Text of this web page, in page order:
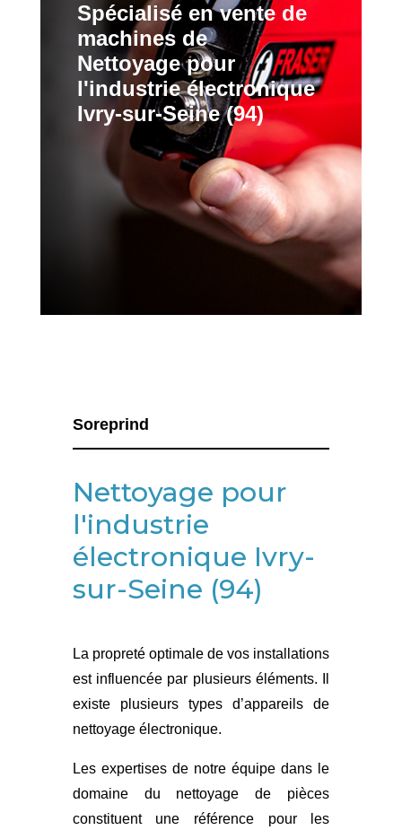
Spécialisé en vente de
machines de
Nettoyage pour
l'industrie électronique
Ivry-sur-Seine (94)
Soreprind
Nettoyage pour
l'industrie
électronique Ivry-
sur-Seine (94)
La propreté optimale de vos installations
est influencée par plusieurs éléments. Il
existe plusieurs types d’appareils de
nettoyage électronique.
Les expertises de notre équipe dans le
domaine du nettoyage de pièces
constituent une référence pour les